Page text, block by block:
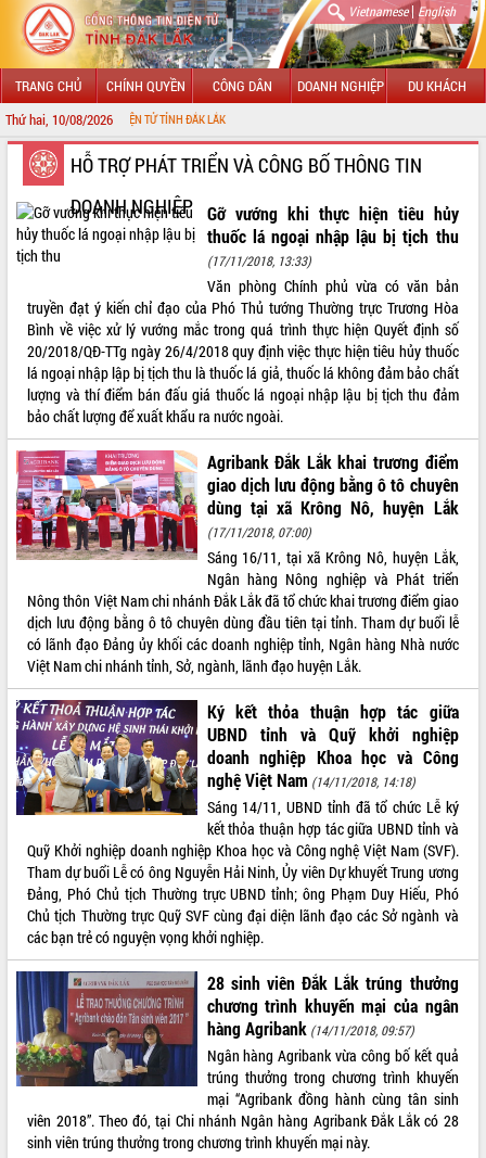
Vietnamese| English
TRANG CHỦ CHÍNH QUYỀN CÔNG DÂN DOANH NGHIỆP DU KHÁCH
Thứ hai, 10/08/2026
TIN ĐIỆN TỬ TỈNH ĐẮK LẮK
GIỚI THIỆU
LÃNH ĐẠO UBND TỈNH
TIN TỨC SỰ KIỆN
UBND CÁC XÃ, PHƯỜNG
THÔNG TIN CHỈ ĐẠO ĐIỀU HÀNH
HỆ THỐNG VĂN BẢN
VĂN BẢN HĐND TỈNH
ĐIỂM TIN VĂN BẢN
QUY HOẠCH - KẾ HOẠCH
VIDEO
Loading the player...
Trailer Lễ hội Sầu riêng Đắk Lắk năm
Khám bệnh, cấp phát thuốc miễn phí
và tặng quà người dân xã Cư Pui
HỖ TRỢ PHÁT TRIỂN VÀ CÔNG BỐ THÔNG TIN
DOANH NGHIỆP
Gỡ vướng khi thực hiện tiêu hủy
thuốc lá ngoại nhập lậu bị tịch thu
(17/11/2018, 13:33)
Văn phòng Chính phủ vừa có văn bản
truyền đạt ý kiến chỉ đạo của Phó Thủ tướng Thường trực Trương Hòa
Bình về việc xử lý vướng mắc trong quá trình thực hiện Quyết định số
20/2018/QĐ-TTg ngày 26/4/2018 quy định việc thực hiện tiêu hủy thuốc
lá ngoại nhập lập bị tịch thu là thuốc lá giả, thuốc lá không đảm bảo chất
lượng và thí điểm bán đấu giá thuốc lá ngoại nhập lậu bị tịch thu đảm
bảo chất lượng để xuất khẩu ra nước ngoài.
Agribank Đắk Lắk khai trương điểm
giao dịch lưu động bằng ô tô chuyên
dùng tại xã Krông Nô, huyện Lắk
(17/11/2018, 07:00)
Sáng 16/11, tại xã Krông Nô, huyện Lắk,
Ngân hàng Nông nghiệp và Phát triển
Nông thôn Việt Nam chi nhánh Đắk Lắk đã tổ chức khai trương điểm giao
dịch lưu động bằng ô tô chuyên dùng đầu tiên tại tỉnh. Tham dự buổi lễ
có lãnh đạo Đảng ủy khối các doanh nghiệp tỉnh, Ngân hàng Nhà nước
Việt Nam chi nhánh tỉnh, Sở, ngành, lãnh đạo huyện Lắk.
Ký kết thỏa thuận hợp tác giữa
UBND tỉnh và Quỹ khởi nghiệp
doanh nghiệp Khoa học và Công
nghệ Việt Nam (14/11/2018, 14:18)
Sáng 14/11, UBND tỉnh đã tổ chức Lễ ký
kết thỏa thuận hợp tác giữa UBND tỉnh và
Quỹ Khởi nghiệp doanh nghiệp Khoa học và Công nghệ Việt Nam (SVF).
Tham dự buổi Lễ có ông Nguyễn Hải Ninh, Ủy viên Dự khuyết Trung ương
Đảng, Phó Chủ tịch Thường trực UBND tỉnh; ông Phạm Duy Hiếu, Phó
Chủ tịch Thường trực Quỹ SVF cùng đại diện lãnh đạo các Sở ngành và
các bạn trẻ có nguyện vọng khởi nghiệp.
28 sinh viên Đắk Lắk trúng thưởng
chương trình khuyến mại của ngân
hàng Agribank (14/11/2018, 09:57)
Ngân hàng Agribank vừa công bố kết quả
trúng thưởng trong chương trình khuyến
mại “Agribank đồng hành cùng tân sinh
viên 2018”. Theo đó, tại Chi nhánh Ngân hàng Agribank Đắk Lắk có 28
sinh viên trúng thưởng trong chương trình khuyến mại này.